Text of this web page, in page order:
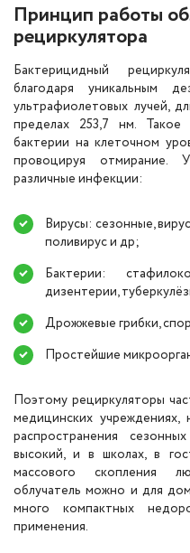
Принцип работы
рециркулятора
Бактерицидный
благодаря уникальным
ультрафиолетовых лучей,
пределах 253,7 нм. Такое
бактерии на клеточном
провоцируя отмирание.
различные инфекции:
Вирусы: сезонные,
поливирус и др;
Бактерии:
дизентерии,
Дрожжевые грибки,
Простейшие
Поэтому рециркуляторы
медицинских
распространения
высокий, и в школах, в
массового скопления
облучатель можно и для
много компактных
применения.